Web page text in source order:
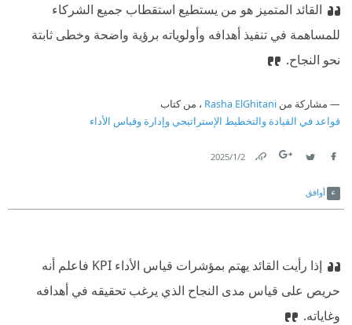
القائد المتميز هو من يستطيع استقطاب جميع الشركاء
للمساهمة في تنفيذ أهدافه وأولوياته برؤية واضحة وخطى ثابتة
نحو النجاح.
مشاركة من Rasha ElGhitani ، من كتاب
قواعد في القيادة والتخطيط الإستراتيجي وإدارة وقياس الأداء
2‏/1‏/2025
أوافق
إذا رأيت القائد يهتم بمؤشرات قياس الأداء KPI فاعلم أنه
حريص على قياس مدى النجاح الذي يرغب تحقيقه في أهدافه
وغاياته.